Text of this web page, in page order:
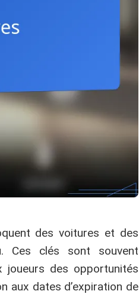
des voitures et des
Ces clés sont souvent
joueurs des opportunités
aux dates d’expiration de